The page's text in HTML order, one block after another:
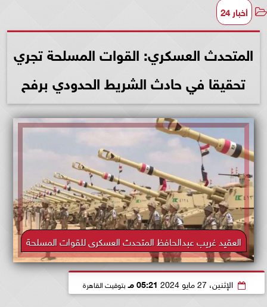
أخبار 24
المتحدث العسكري: القوات المسلحة تجري
تحقيقا في حادث الشريط الحدودي برفح
العقيد غريب عبدالحافظ المتحدث العسكرى للقوات المسلحة
الإثنين، 27 مايو 2024 05:21 مـ بتوقيت القاهرة